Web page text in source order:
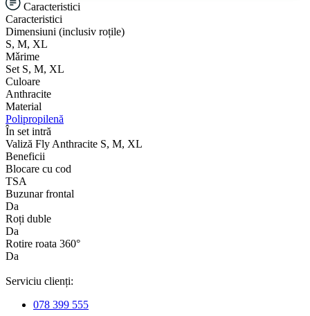
Caracteristici
Caracteristici
Dimensiuni (inclusiv roțile)
S, M, XL
Mǎrime
Set S, M, XL
Culoare
Anthracite
Material
Polipropilenă
În set intră
Valiză Fly Anthracite S, M, XL
Beneficii
Blocare cu cod
TSA
Buzunar frontal
Da
Roți duble
Da
Rotire roata 360°
Da
Serviciu clienți:
078 399 555